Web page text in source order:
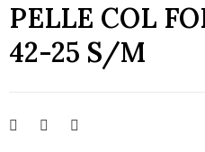
PELLE COL
42-25 S/M